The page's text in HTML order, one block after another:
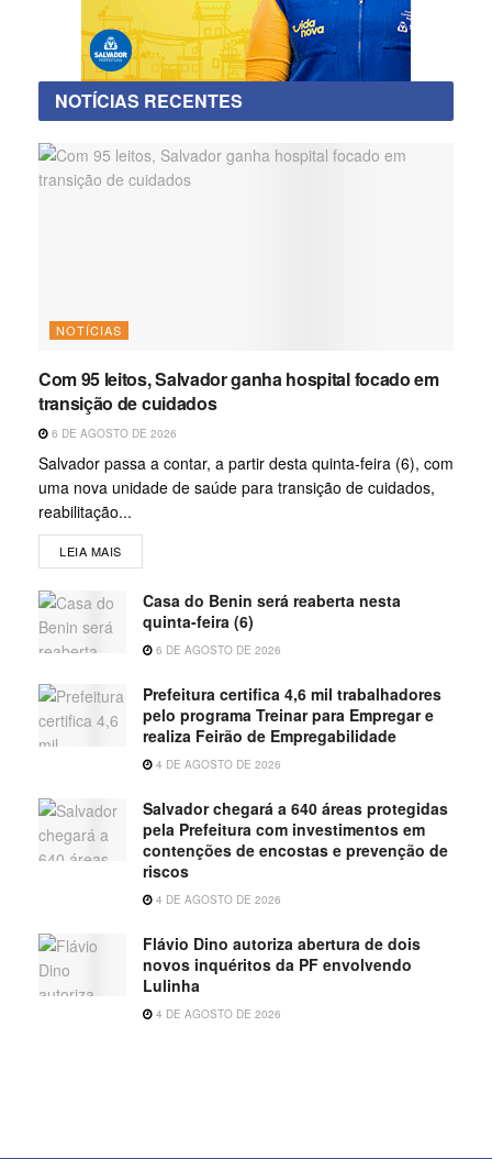
NOTÍCIAS RECENTES
NOTÍCIAS
Com 95 leitos, Salvador ganha hospital focado em
transição de cuidados
6 DE AGOSTO DE 2026
Salvador passa a contar, a partir desta quinta-feira (6), com
uma nova unidade de saúde para transição de cuidados,
reabilitação...
LEIA MAIS
Casa do Benin será reaberta nesta
quinta-feira (6)
6 DE AGOSTO DE 2026
Prefeitura certifica 4,6 mil trabalhadores
pelo programa Treinar para Empregar e
realiza Feirão de Empregabilidade
4 DE AGOSTO DE 2026
Salvador chegará a 640 áreas protegidas
pela Prefeitura com investimentos em
contenções de encostas e prevenção de
riscos
4 DE AGOSTO DE 2026
Flávio Dino autoriza abertura de dois
novos inquéritos da PF envolvendo
Lulinha
4 DE AGOSTO DE 2026